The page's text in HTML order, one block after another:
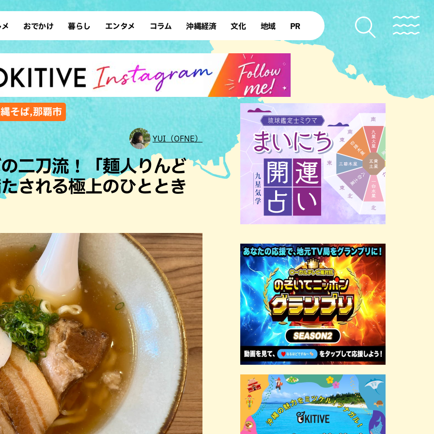
ン 沖縄そば
ウト カフェ
和食・日本料理
理 アジア・エスニック
イタリアン
洋料理 フレンチ
・焼肉 焼鳥・串料理
肉料理 居酒屋・バー
イキング
ガー タコス・タコライス
おでかけ
デート ドライブ
散歩 ソロ活
歴史
レジャー
ショッピング ホテル
サウナ 公園
沖縄の海
暮らし
レシピ SDGs
ファッション ローカルニュース
沖縄移住 沖縄旧暦行事
エンタメ
スポーツ 占い
タレント・芸人 テレビ
コラム 沖縄経済 文化
復帰50年
地域
本島北部
本島南部 先島諸島
北部離島
PR
そば,那覇市
YUI（OFNE）
二刀流！「麺人りんど
される極上のひととき